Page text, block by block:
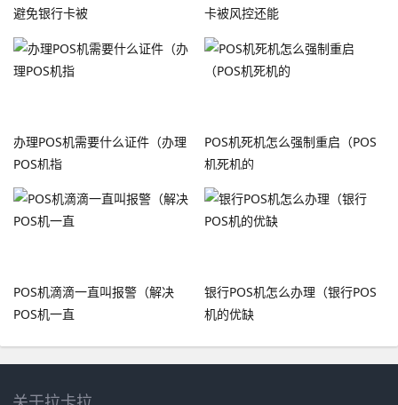
避免银行卡被
卡被风控还能
办理POS机需要什么证件（办理
POS机指
POS机死机怎么强制重启（POS
机死机的
POS机滴滴一直叫报警（解决
POS机一直
银行POS机怎么办理（银行POS
机的优缺